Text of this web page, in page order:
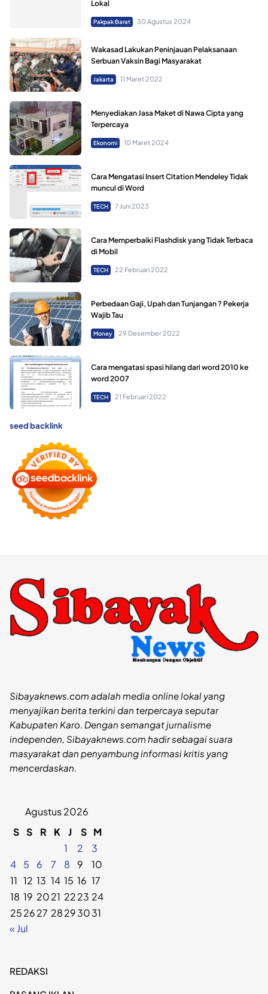
Lokal
Pakpak Barat 30 Agustus 2024
Wakasad Lakukan Peninjauan Pelaksanaan
Serbuan Vaksin Bagi Masyarakat
Jakarta 11 Maret 2022
Menyediakan Jasa Maket di Nawa Cipta yang
Terpercaya
Ekonomi 10 Maret 2024
Cara Mengatasi Insert Citation Mendeley Tidak
muncul di Word
TECH 7 Juni 2023
Cara Memperbaiki Flashdisk yang Tidak Terbaca
di Mobil
TECH 22 Februari 2022
Perbedaan Gaji, Upah dan Tunjangan ? Pekerja
Wajib Tau
Money 29 Desember 2022
Cara mengatasi spasi hilang dari word 2010 ke
word 2007
TECH 21 Februari 2022
seed backlink
Sibayaknews.com adalah media online lokal yang
menyajikan berita terkini dan terpercaya seputar
Kabupaten Karo. Dengan semangat jurnalisme
independen, Sibayaknews.com hadir sebagai suara
masyarakat dan penyambung informasi kritis yang
mencerdaskan.
Agustus 2026
S S R K J S M
1
2
3
4
5 6 7 8 9
10
11 12 13 14 15 16 17
18 19 2021 2223 24
252627 28293031
« Jul
REDAKSI